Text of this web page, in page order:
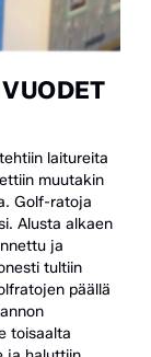
laitureita
muutakin
Golf-ratoja
Alusta alkaen
ja
tultiin
päällä
toisaalta